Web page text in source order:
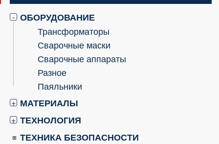
- ОБОРУДОВАНИЕ
Трансформаторы
Сварочные маски
Сварочные аппараты
Разное
Паяльники
+ МАТЕРИАЛЫ
+ ТЕХНОЛОГИЯ
ТЕХНИКА БЕЗОПАСНОСТИ